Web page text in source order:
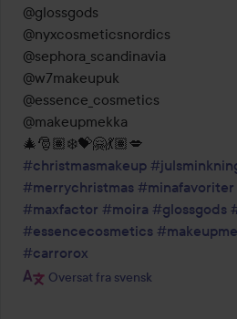
@glossgods
@nyxcosmeticsnordics
@sephora_scandinavia
@w7makeupuk
@essence_cosmetics
@makeupmekka
#christmasmakeup
#merrychristmas #minafavoriter
#maxfactor #moira #glossgods
#essencecosmetics
#carrorox
Oversat fra svensk